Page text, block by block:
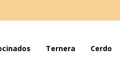
Ternera Cerdo